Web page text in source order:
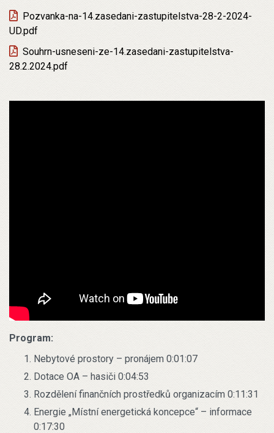
Pozvanka-na-14.zasedani-zastupitelstva-28-2-2024-
UD.pdf
Souhrn-usneseni-ze-14.zasedani-zastupitelstva-
28.2.2024.pdf
Program:
Nebytové prostory – pronájem 0:01:07
Dotace OA – hasiči 0:04:53
Rozdělení finančních prostředků organizacím 0:11:31
Energie „Místní energetická koncepce“ – informace
0:17:30